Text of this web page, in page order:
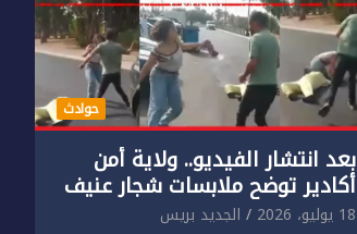
حوادث
بعد انتشار الفيديو.. ولاية أمن
أكادير توضح ملابسات شجار عنيف
بين سائق وسيدتين
18 يوليو، 2026 الجديد بريس